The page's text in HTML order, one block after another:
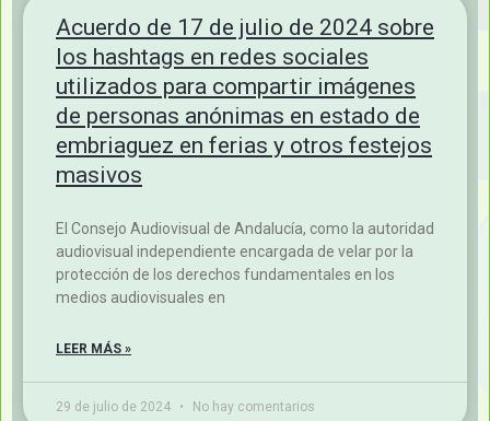
Acuerdo de 17 de julio de 2024 sobre
los hashtags en redes sociales
utilizados para compartir imágenes
de personas anónimas en estado de
embriaguez en ferias y otros festejos
El Consejo Audiovisual de Andalucía, como la autoridad
audiovisual independiente encargada de velar por la
protección de los derechos fundamentales en los